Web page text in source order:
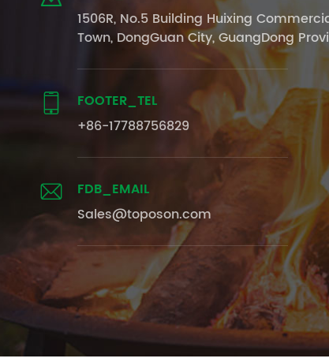
1506R, No.5 Building Huixing
Town, DongGuan City, GuangDong

FOOTER_TEL
+86-17788756829

FDB_EMAIL
Sales@toposon.com